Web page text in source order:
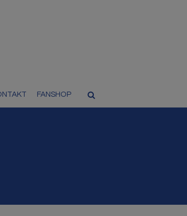
FANSHOP